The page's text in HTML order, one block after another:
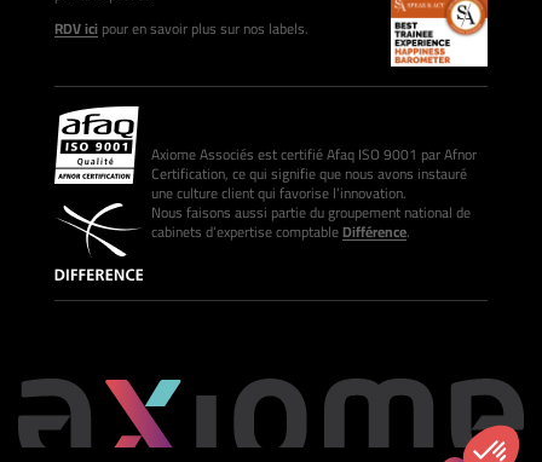
RDV icipour en savoir plus sur nos labels.
Axiome Associés est certifié Afaq ISO 9001 par Afnor
Certification, ce qui signifie que nous avons instauré
une culture client qui favorise l’innovation.
Nous faisons aussi partie du groupement national de
cabinets d’expertise comptableDifférence.